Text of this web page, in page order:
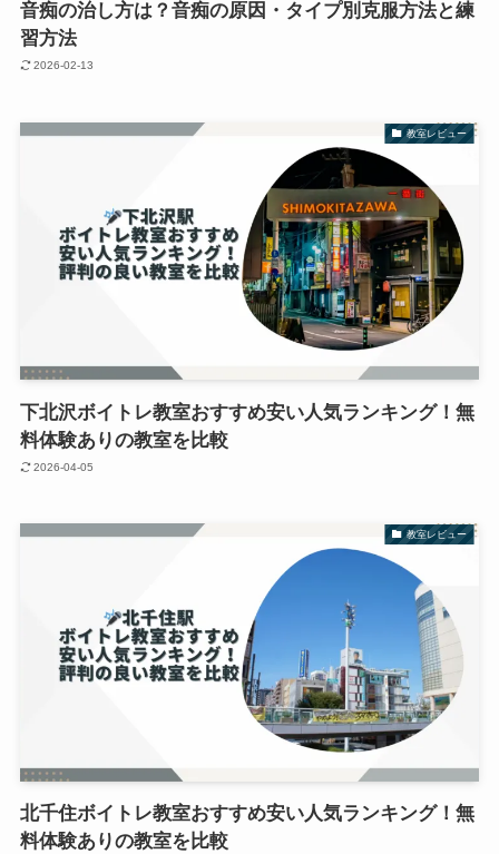
音痴の治し方は？音痴の原因・タイプ別克服方法と練
習方法
2026-02-13
教室レビュー
下北沢ボイトレ教室おすすめ安い人気ランキング！無
料体験ありの教室を比較
2026-04-05
教室レビュー
北千住ボイトレ教室おすすめ安い人気ランキング！無
料体験ありの教室を比較